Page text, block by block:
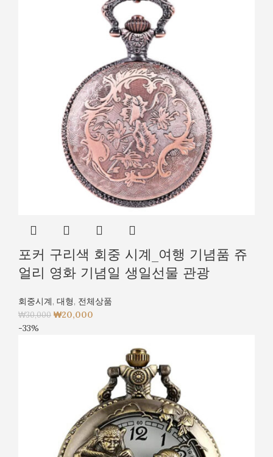
포커 구리색 회중 시계_여행 기념품 쥬
얼리 영화 기념일 생일선물 관광
회중시계, 대형, 전체상품
₩30,000 ₩20,000
-33%